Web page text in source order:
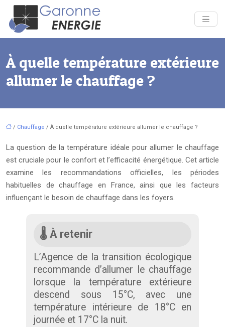
À quelle température extérieure
allumer le chauffage ?
/ Chauffage / À quelle température extérieure allumer le chauffage ?
La question de la température idéale pour allumer le chauffage
est cruciale pour le confort et l’efficacité énergétique. Cet article
examine les recommandations officielles, les périodes
habituelles de chauffage en France, ainsi que les facteurs
influençant le besoin de chauffage dans les foyers.
🌡️ À retenir
L’Agence de la transition écologique
recommande d’allumer le chauffage
lorsque la température extérieure
descend sous 15°C, avec une
température intérieure de 18°C en
journée et 17°C la nuit.